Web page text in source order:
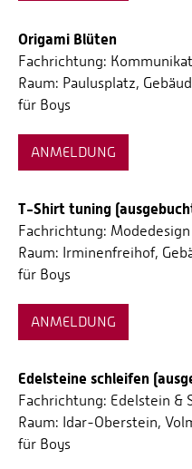
Origami Blüten
Fachrichtung:
Raum: Paulusplatz,
für Boys
ANMELDUNG
T-Shirt tuning
Fachrichtung: Modedesign
Raum: Irminenfreihof,
für Boys
ANMELDUNG
Edelsteine schleifen
Fachrichtung: Edelstein &
Raum: Idar-Oberstein,
für Boys